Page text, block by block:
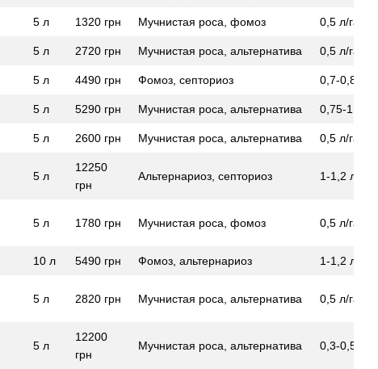
5 л 1320 грн Мучнистая роса, фомоз 0,5 л/га
5 л 2720 ​​грн Мучнистая роса, альтернатива 0,5 л/га
5 л 4490 грн Фомоз, септориоз 0,7-0,8 л/
5 л 5290 грн Мучнистая роса, альтернатива 0,75-1 л/га
5 л 2600 грн Мучнистая роса, альтернатива 0,5 л/га
5 л
12250
грн
Альтернариоз, септориоз 1-1,2 л/га
5 л 1780 грн Мучнистая роса, фомоз 0,5 л/га
10 л 5490 грн Фомоз, альтернариоз 1-1,2 л/га
5 л 2820 грн Мучнистая роса, альтернатива 0,5 л/га
5 л
12200
грн
Мучнистая роса, альтернатива 0,3-0,5 л/